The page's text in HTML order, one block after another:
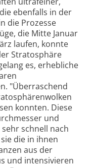
ebenfalls in der
die Prozesse
die Mitte Januar
laufen, konnte
Stratosphäre
es, erhebliche
"Überraschend
konnten. Diese
und
schnell nach
die in ihnen
aus der
und intensivieren